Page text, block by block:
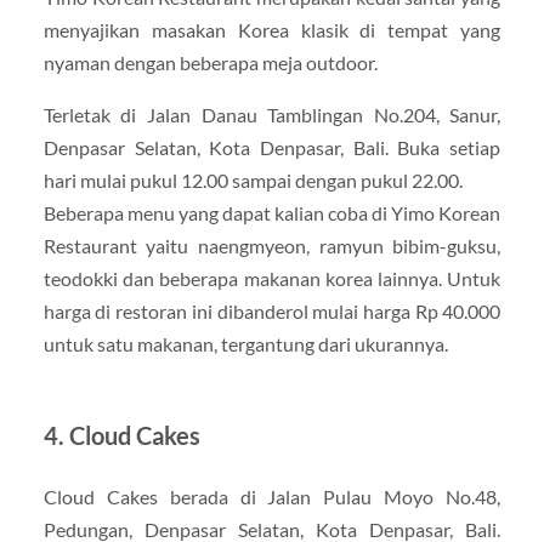
menyajikan masakan Korea klasik di tempat yang
nyaman dengan beberapa meja outdoor.
Terletak di Jalan Danau Tamblingan No.204, Sanur,
Denpasar Selatan, Kota Denpasar, Bali. Buka setiap
hari mulai pukul 12.00 sampai dengan pukul 22.00.
Beberapa menu yang dapat kalian coba di Yimo Korean
Restaurant yaitu naengmyeon, ramyun bibim-guksu,
teodokki dan beberapa makanan korea lainnya. Untuk
harga di restoran ini dibanderol mulai harga Rp 40.000
untuk satu makanan, tergantung dari ukurannya.
4. Cloud Cakes
Cloud Cakes berada di Jalan Pulau Moyo No.48,
Pedungan, Denpasar Selatan, Kota Denpasar, Bali.